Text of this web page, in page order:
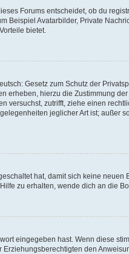
Forums entscheidet, ob du
Beispiel Avatarbilder, Private
bietet.
Gesetz zum Schutz der
erheben, hierzu die Zustimmung
versuchst, zutrifft, ziehe einen
jeglicher Art ist; außer
hat, damit sich keine
zu erhalten, wende dich an die
eingegeben hast. Wenn diese
den